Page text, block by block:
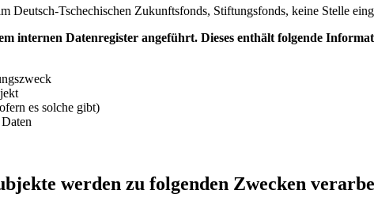
Deutsch-Tschechischen Zukunftsfonds, Stiftungsfonds, keine Stelle
internen Datenregister angeführt. Dieses enthält folgende
es solche gibt)
werden zu folgenden Zwecken